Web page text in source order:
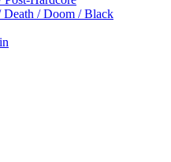
Death / Doom / Black